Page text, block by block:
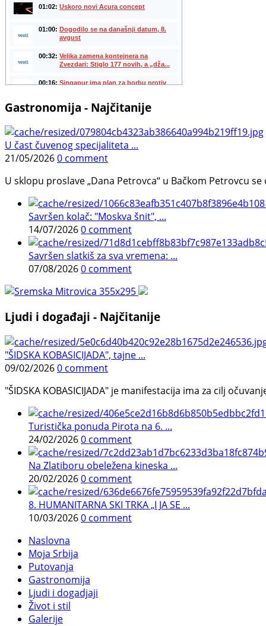
Gastronomija - Najčitanije
U čast čuvenog specijaliteta ...
21/05/20260 comment
U sklopu proslave „Dana Petrovca“ u Bačkom Petrovcu
Savršen kolač: "Moskva šnit", ...
14/07/20260 comment
Savršen slatkiš za sva vremena: ...
07/08/20260 comment
Ljudi i događaji - Najčitanije
"ŠIDSKA KOBASICIJADA", tajne ...
09/02/20260 comment
"ŠIDSKA KOBASICIJADA" je manifestacija ima za cilj
Turistička ponuda Pirota na 6. ...
24/02/20260 comment
Na Zlatiboru obeležena kineska ...
20/02/20260 comment
8. HUMANITARNA SKI TRKA „I JA SE ...
10/03/20260 comment
Naslovna
Moja Srbija
Putovanja
Gastronomija
Ljudi i dogadjaji
Život i stil
Galerije